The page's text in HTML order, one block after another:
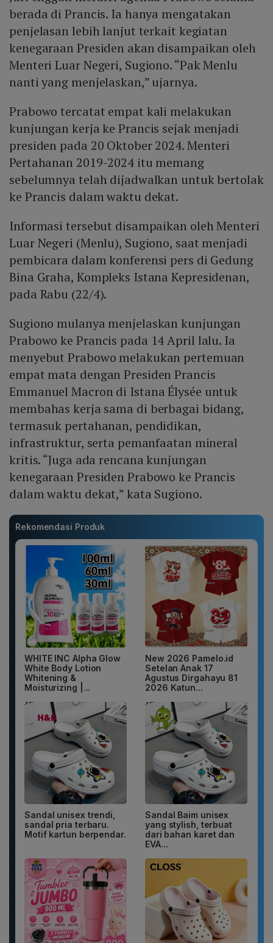
pada 2022.
berada di Prancis. Ia hanya mengatakan
penjelasan lebih lanjut terkait kegiatan
kenegaraan Presiden akan disampaikan oleh
Menteri Luar Negeri, Sugiono. “Pak Menlu
nanti yang menjelaskan,” ujarnya.
Prabowo tercatat empat kali melakukan
kunjungan kerja ke Prancis sejak menjadi
presiden pada 20 Oktober 2024. Menteri
Pertahanan 2019-2024 itu memang
sebelumnya telah dijadwalkan untuk bertolak
ke Prancis dalam waktu dekat.
Informasi tersebut disampaikan oleh Menteri
Luar Negeri (Menlu), Sugiono, saat menjadi
pembicara dalam konferensi pers di Gedung
Bina Graha, Kompleks Istana Kepresidenan,
pada Rabu (22/4).
Sugiono mulanya menjelaskan kunjungan
Prabowo ke Prancis pada 14 April lalu. Ia
menyebut Prabowo melakukan pertemuan
empat mata dengan Presiden Prancis
Emmanuel Macron di Istana Élysée untuk
membahas kerja sama di berbagai bidang,
termasuk pertahanan, pendidikan,
infrastruktur, serta pemanfaatan mineral
kritis. “Juga ada rencana kunjungan
kenegaraan Presiden Prabowo ke Prancis
dalam waktu dekat,” kata Sugiono.
Rekomendasi Produk
WHITE INC Alpha Glow
White Body Lotion
Whitening &
Moisturizing |...
New 2026 Pamelo.id
Setelan Anak 17
Agustus Dirgahayu 81
2026 Katun...
Sandal unisex trendi,
sandal pria terbaru.
Motif kartun berpendar.
Sandal Baim unisex
yang stylish, terbuat
dari bahan karet dan
EVA...